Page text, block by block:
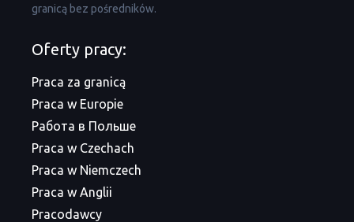
granicą bez pośredników.
Oferty pracy:
Praca za granicą
Praca w Europie
Работа в Польше
Praca w Czechach
Praca w Niemczech
Praca w Anglii
Pracodawcy